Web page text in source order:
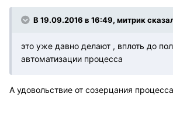
В 19.09.2016 в 16:49, митрик
это уже давно делают , вплоть до
автоматизации процесса
А удовольствие от созерцания